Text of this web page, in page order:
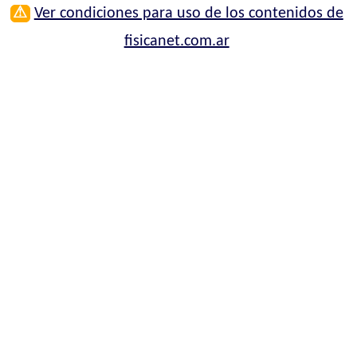
⚠ Ver condiciones para uso de los contenidos de
fisicanet.com.ar